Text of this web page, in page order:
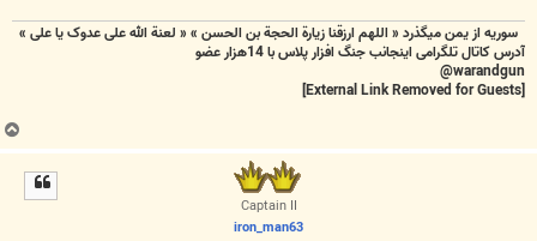
سوریه از یمن میگذرد « اللهم ارزقنا زيارة الحجة بن الحسن » « لعنة الله علی عدوک یا علی »
آدرس کاتال تلگرامی اینجانب جنگ افزار پلاس با 14هزار عضو
warandgun@
ب
ا
Captain II
iron_man63